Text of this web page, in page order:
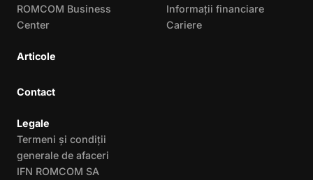
ROMCOM Business
Center
Articole
Informații financiare
Cariere
Contact
Legale
Termeni și condiții
generale de afaceri
IFN ROMCOM SA